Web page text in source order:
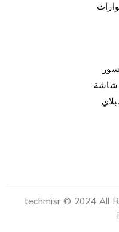
techmisr © 2024 All